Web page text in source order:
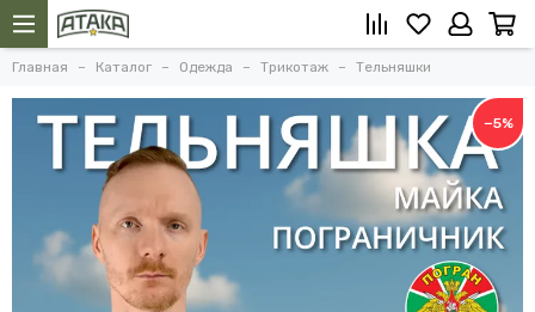
Главная Каталог Одежда Трикотаж Тельняшки
−5%